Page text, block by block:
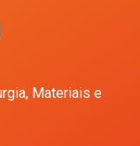
Materiais e